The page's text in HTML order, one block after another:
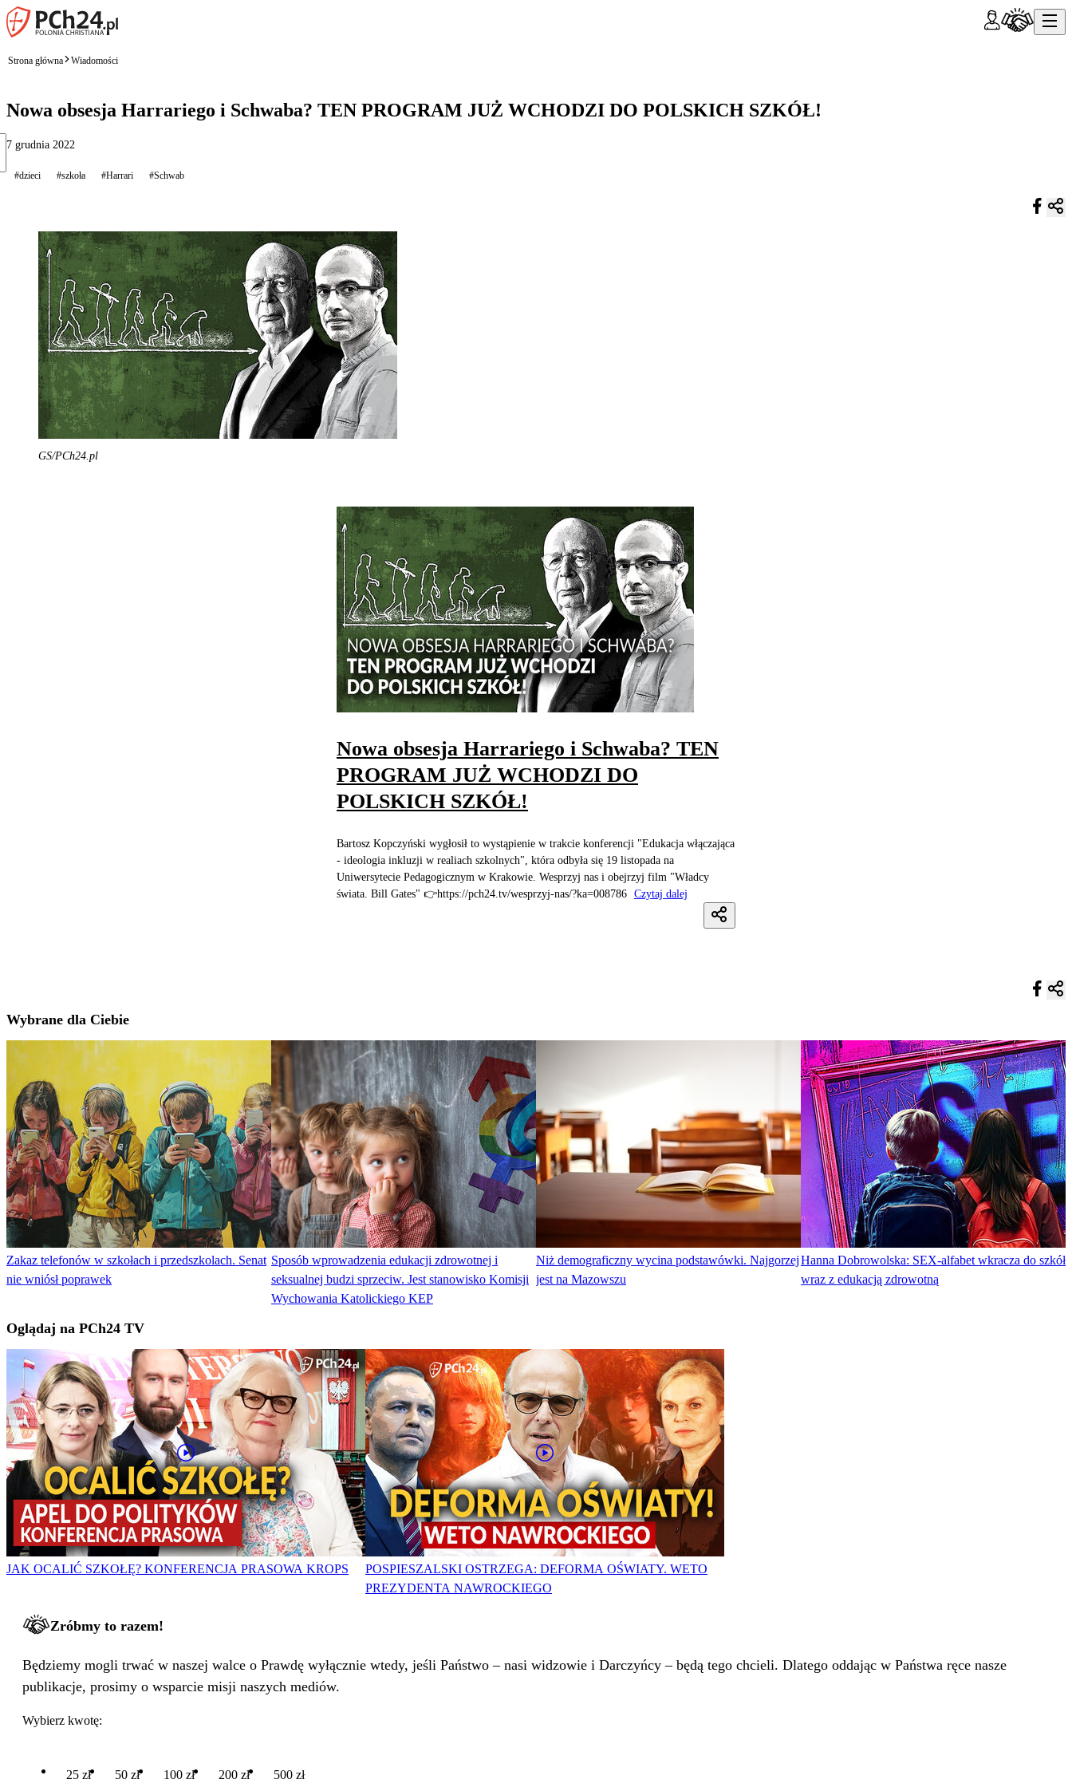
Strona główna Wiadomości
Nowa obsesja Harrariego i Schwaba? TEN PROGRAM JUŻ WCHODZI DO POLSKICH SZKÓŁ!
7 grudnia 2022
#dzieci #szkoła #Harrari #Schwab
GS/PCh24.pl
Nowa obsesja Harrariego i Schwaba? TEN
PROGRAM JUŻ WCHODZI DO
POLSKICH SZKÓŁ!
Bartosz Kopczyński wygłosił to wystąpienie w trakcie konferencji "Edukacja włączająca
- ideologia inkluzji w realiach szkolnych", która odbyła się 19 listopada na
Uniwersytecie Pedagogicznym w Krakowie. Wesprzyj nas i obejrzyj film "Władcy
świata. Bill Gates" 👉https://pch24.tv/wesprzyj-nas/?ka=008786 Czytaj dalej
Wybrane dla Ciebie
Zakaz telefonów w szkołach i przedszkolach. Senat
nie wniósł poprawek
Sposób wprowadzenia edukacji zdrowotnej i
seksualnej budzi sprzeciw. Jest stanowisko Komisji
Wychowania Katolickiego KEP
Niż demograficzny wycina podstawówki. Najgorzej
jest na Mazowszu
Hanna Dobrowolska: SEX-alfabet wkracza do szkół
wraz z edukacją zdrowotną
Oglądaj na PCh24 TV
JAK OCALIĆ SZKOŁĘ? KONFERENCJA PRASOWA KROPS
POSPIESZALSKI OSTRZEGA: DEFORMA OŚWIATY. WETO
PREZYDENTA NAWROCKIEGO
Zróbmy to razem!
Będziemy mogli trwać w naszej walce o Prawdę wyłącznie wtedy, jeśli Państwo – nasi widzowie i Darczyńcy – będą tego chcieli. Dlatego oddając w Państwa ręce nasze
publikacje, prosimy o wsparcie misji naszych mediów.
Wybierz kwotę:
25 zł 50 zł 100 zł 200 zł 500 zł